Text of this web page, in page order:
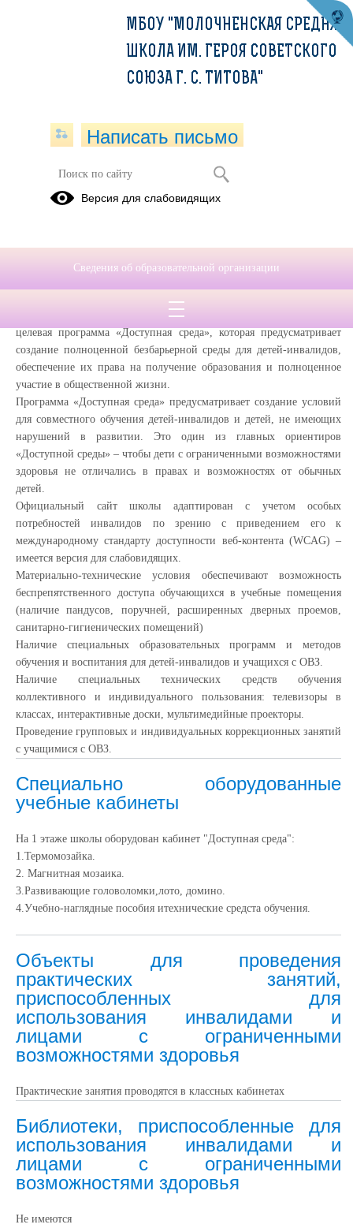
Доступная среда
инвалидов и лиц с ограниченными
возможностями здоровья
В настоящее время в нашей школе реализуется долгосрочная
целевая программа «Доступная среда», которая предусматривает
создание полноценной безбарьерной среды для детей-инвалидов,
обеспечение их права на получение образования и полноценное
участие в общественной жизни.
Программа «Доступная среда» предусматривает создание условий
для совместного обучения детей-инвалидов и детей, не имеющих
нарушений в развитии. Это один из главных ориентиров
«Доступной среды» – чтобы дети с ограниченными возможностями
здоровья не отличались в правах и возможностях от обычных
детей.
Официальный сайт школы адаптирован с учетом особых
потребностей инвалидов по зрению с приведением его к
международному стандарту доступности веб-контента (WCAG) –
имеется версия для слабовидящих.
Материально-технические условия обеспечивают возможность
беспрепятственного доступа обучающихся в учебные помещения
(наличие пандусов, поручней, расширенных дверных проемов,
санитарно-гигиенических помещений)
Наличие специальных образовательных программ и методов
обучения и воспитания для детей-инвалидов и учащихся с ОВЗ.
Наличие специальных технических средств обучения
коллективного и индивидуального пользования: телевизоры в
классах, интерактивные доски, мультимедийные проекторы.
Проведение групповых и индивидуальных коррекционных занятий
с учащимися с ОВЗ.
Специально оборудованные
учебные кабинеты
На 1 этаже школы оборудован кабинет "Доступная среда":
1.Термомозайка.
2. Магнитная мозаика.
3.Развивающие головоломки,лото, домино.
4.Учебно-наглядные пособия итехнические средста обучения.
Объекты для проведения
практических занятий,
приспособленных для
использования инвалидами и
лицами с ограниченными
возможностями здоровья
Практические занятия проводятся в классных кабинетах
Библиотеки, приспособленные для
использования инвалидами и
лицами с ограниченными
возможностями здоровья
Не имеются
МБОУ "МОЛОЧНЕНСКАЯ СРЕДНЯЯ
ШКОЛА ИМ. ГЕРОЯ СОВЕТСКОГО
СОЮЗА Г. С. ТИТОВА"
Написать письмо
Версия для слабовидящих
Сведения об образовательной организации